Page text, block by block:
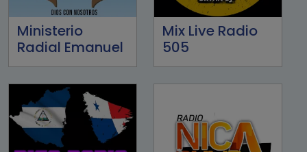
Ministerio
Radial Emanuel
Mix Live Radio
505